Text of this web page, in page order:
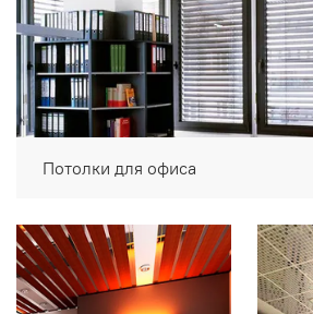
Потолки для офиса